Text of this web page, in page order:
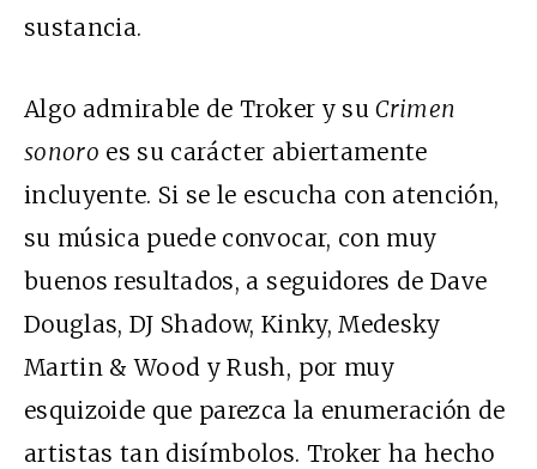
sustancia.
Algo admirable de Troker y suCrimen
sonoro es su carácter abiertamente
incluyente. Si se le escucha con atención,
su música puede convocar, con muy
buenos resultados, a seguidores de Dave
Douglas, DJ Shadow, Kinky, Medesky
Martin & Wood y Rush, por muy
esquizoide que parezca la enumeración de
artistas tan disímbolos. Troker ha hecho